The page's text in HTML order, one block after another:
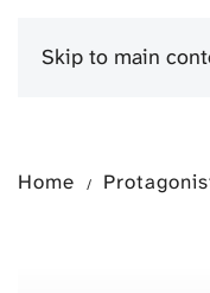
Skip to main
Home